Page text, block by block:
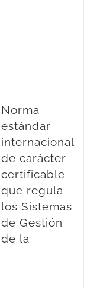
Norma
estándar
internacional
de carácter
certificable
que regula
los Sistemas
de Gestión
de la